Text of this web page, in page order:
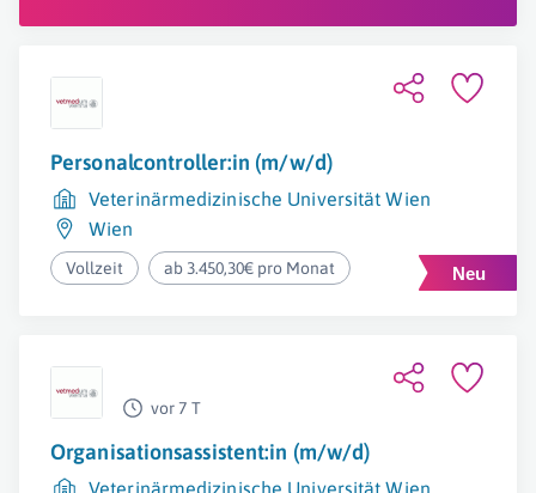
Personalcontroller:in (m/w/d)
Veterinärmedizinische Universität Wien
Wien
Vollzeit ab 3.450,30€ pro Monat
vor 7 T
Organisationsassistent:in (m/w/d)
Veterinärmedizinische Universität Wien